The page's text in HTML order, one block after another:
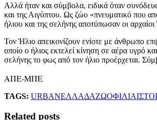
Αλλά ήταν και σύμβολα, ειδικά όταν
και της Αιγύπτου. Ως ζώο «πνευματικό που
ήλιου και της σελήνης αποτύπωσαν οι
Τον Ήλιο απεικονίζουν ενίοτε με άνθρωπο
οποίο ο ήλιος εκτελεί κίνηση σε αέρα υγρό
σελήνης το φως από τον ήλιο προέρχεται.
ΑΠΕ-ΜΠΕ
TAGS: URBANΕΛΛΑΔΑΖΩΟΦΙΛΙΑ
Related posts